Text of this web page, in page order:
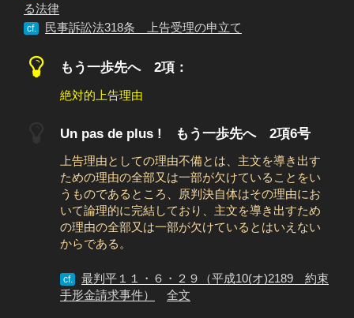
る法律
cf. 民事訴訟法318条 上告受理の申立て
もう一歩先へ 2項：
絶対的上告理由
Un pas de plus ! もう一歩先へ 2項6号
上告理由としての理由不備とは、主文を導き出す
ための理由の全部又は一部が欠けていることをい
うものであるところ、原判決自体はその理由にお
いて論理的に完結しており、主文を導き出すため
の理由の全部又は一部が欠けているとはいえない
からである。
cf.
最判平１１・６・２９（平成10(オ)2189 約束
手形金請求事件）
全文